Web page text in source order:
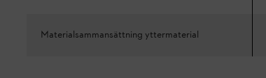
Materialsammansättning yttermaterial